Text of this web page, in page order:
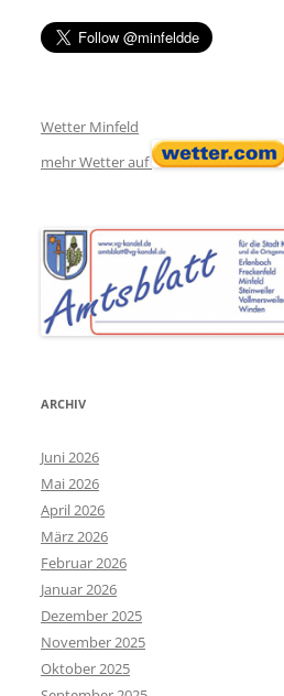
Wetter Minfeld
mehr Wetter auf
ARCHIV
Juni 2026
Mai 2026
April 2026
März 2026
Februar 2026
Januar 2026
Dezember 2025
November 2025
Oktober 2025